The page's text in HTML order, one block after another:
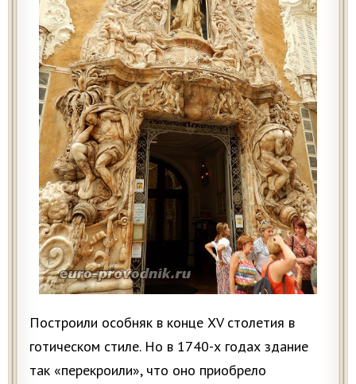
Построили особняк в конце XV столетия в
готическом стиле. Но в 1740-х годах здание
так «перекроили», что оно приобрело